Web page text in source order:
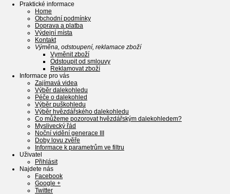
Praktické informace
Home
Obchodní podmínky
Doprava a platba
Výdejní místa
Kontakt
Výměna, odstoupení, reklamace zboží
Vyměnit zboží
Odstoupit od smlouvy
Reklamovat zboží
Informace pro vás
Zajímavá videa
Výběr dalekohledu
Péče o dalekohled
Výběr puškohledu
Výběr hvězdářského dalekohledu
Co můžeme pozorovat hvězdářským dalekohledem?
Myslivecký řád
Noční vidění generace III
Doby lovu zvěře
Informace k parametrům ve filtru
Uživatel
Přihlásit
Najdete nás
Facebook
Google +
Twitter